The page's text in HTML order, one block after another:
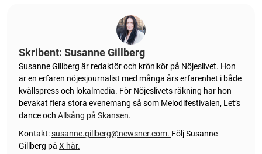
Skribent: Susanne Gillberg
Susanne Gillberg är redaktör och krönikör på Nöjeslivet. Hon
är en erfaren nöjesjournalist med många års erfarenhet i både
kvällspress och lokalmedia. För Nöjeslivets räkning har hon
bevakat flera stora evenemang så som Melodifestivalen, Let’s
dance och Allsång på Skansen.
Kontakt:susanne.gillberg@newsner.com. Följ Susanne
Gillberg på X här.